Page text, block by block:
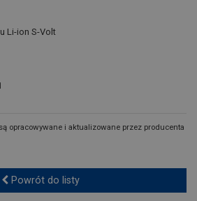
Li-ion S-Volt
opracowywane i aktualizowane przez producenta
Powrót do listy